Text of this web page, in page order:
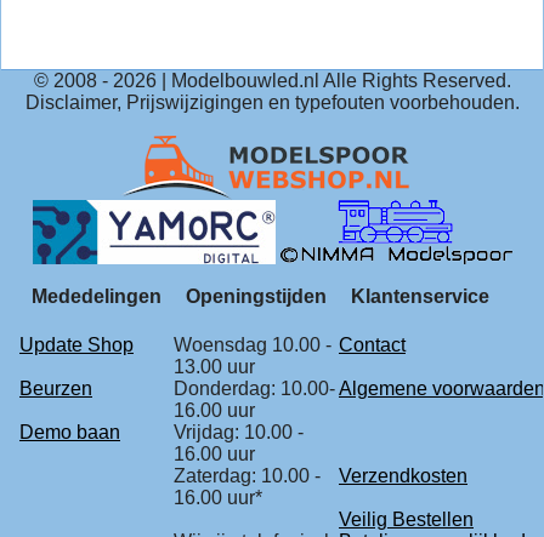
© 2008 - 2026| Modelbouwled.nl Alle Rights Reserved.
Disclaimer, Prijswijzigingen en typefouten voorbehouden.
Mededelingen Openingstijden Klantenservice
Update Shop
Woensdag 10.00 -
13.00 uur
Contact
Beurzen
Donderdag: 10.00-
16.00 uur
Algemene voorwaarden
Demo baan
Vrijdag: 10.00 -
16.00 uur
Zaterdag: 10.00 -
16.00 uur*
Verzendkosten
Veilig Bestellen